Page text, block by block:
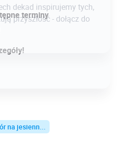
dekad inspirujemy tych,
przyszłość - dołącz do
terminy
na jesienn...